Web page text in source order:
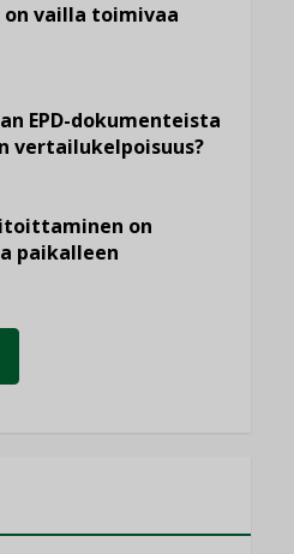
vailla toimivaa
EPD-dokumenteista
vertailukelpoisuus?
on
paikalleen